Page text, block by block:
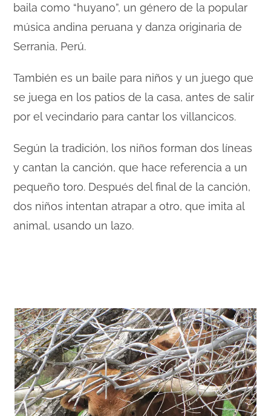
baila como “huyano”, un género de la popular
música andina peruana y danza originaria de
Serrania, Perú.
También es un baile para niños y un juego que
se juega en los patios de la casa, antes de salir
por el vecindario para cantar los villancicos.
Según la tradición, los niños forman dos líneas
y cantan la canción, que hace referencia a un
pequeño toro. Después del final de la canción,
dos niños intentan atrapar a otro, que imita al
animal, usando un lazo.